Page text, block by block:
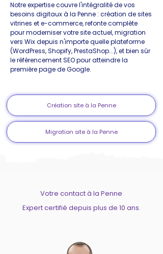
Notre expertise couvre l'intégralité de vos
besoins digitaux à la Penne : création de sites
vitrines et e-commerce, refonte complète
pour moderniser votre site actuel, migration
vers Wix depuis n'importe quelle plateforme
(WordPress, Shopify, PrestaShop...), et bien sûr
le référencement SEO pour atteindre la
première page de Google.
Création site à la Penne
Migration site à la Penne
Votre contact à la Penne
Expert certifié depuis plus de 10 ans.